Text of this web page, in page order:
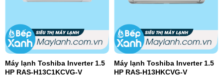
Máy lạnh Toshiba Inverter 1.5
HP RAS-H13C1KCVG-V
Máy lạnh Toshiba Inverter 1.5
HP RAS-H13HKCVG-V